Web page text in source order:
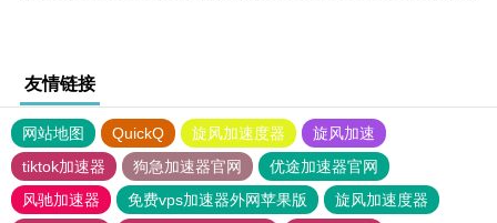
友情链接
网站地图 QuickQ 旋风加速度器
旋风加速
tiktok加速器
狗急加速器官网
优途加速器官网
风驰加速器
免费vps加速器外网苹果版
旋风加速度器